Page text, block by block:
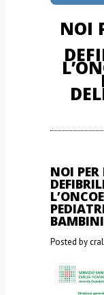
NOI
NOI PER
BAMBINI
Posted by